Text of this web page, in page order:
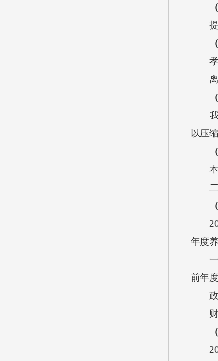
（
提供
孝义
离退
我处
以压
本单
（
年度
一般
前年
政府
财政